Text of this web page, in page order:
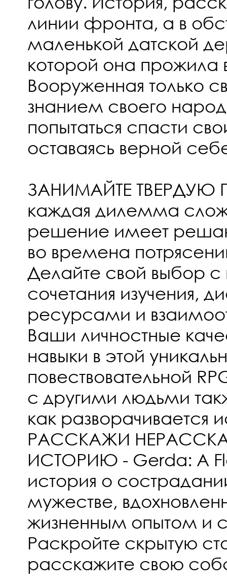
линии фронта, а в
маленькой датской
которой она прожила
Вооруженная только
знанием своего
попытаться спасти
оставаясь верной
ЗАНИМАЙТЕ
каждая дилемма
решение имеет
во времена
Делайте свой выбор
сочетания изучения,
ресурсами и
Ваши личностные
навыки в этой
повествовательной
с другими людьми
как разворачивается
РАССКАЖИ
ИСТОРИЮ - Gerda: A
история о
мужестве,
жизненным опытом и
Раскройте скрытую
расскажите свою